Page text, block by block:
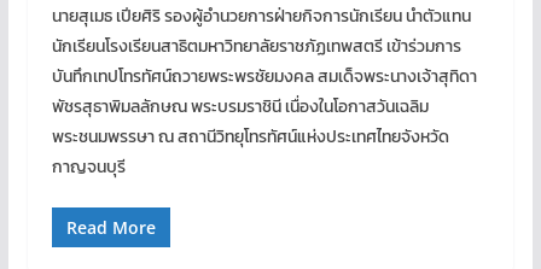
นายสุเมธ เปียศิริ รองผู้อำนวยการฝ่ายกิจการนักเรียน นำตัวแทน
นักเรียนโรงเรียนสาธิตมหาวิทยาลัยราชภัฏเทพสตรี เข้าร่วมการ
บันทึกเทปโทรทัศน์ถวายพระพรชัยมงคล สมเด็จพระนางเจ้าสุทิดา
พัชรสุธาพิมลลักษณ พระบรมราชินี เนื่องในโอกาสวันเฉลิม
พระชนมพรรษา ณ สถานีวิทยุโทรทัศน์แห่งประเทศไทยจังหวัด
กาญจนบุรี
Read More